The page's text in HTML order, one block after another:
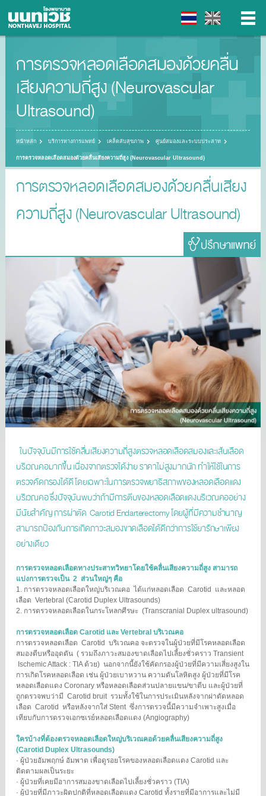
▼
การตรวจหลอดเลือดสมองด้วยคลื่น
เสียงความถี่สูง (Neurovascular
Ultrasound)
หน้าหลัก บริการทางการแพทย์ เคล็ดลับสุขภาพ ศูนย์สมองและระบบประสาท
การตรวจหลอดเลือดสมองด้วยคลื่นเสียงความถี่สูง (Neurovascular Ultrasound)
การตรวจหลอดเลือดสมองด้วยคลื่นเสียง
ความถี่สูง (Neurovascular Ultrasound)
ในปัจจุบันมีการใช้คลื่นเสียงความถี่สูงตรวจหลอดเลือดสมองและเส้นเลือด
บริเวณคอมากขึ้น เนื่องจากตรวจได้ง่าย ราคาไม่สูงมากนัก ทําให้ใช้ในการ
ตรวจคัดกรองได้ดี โดยเฉพาะในการตรวจพยาธิสภาพของหลอดเลือดแดง
บริเวณคอ ซึ่งปัจจุบันพบว่าถ้ามีการตีบของหลอดเลือดแดงบริเวณคออย่าง
มีนัยสําคัญ การผ่าตัด Carotid Endarterectomy โดยผู้ที่มีความชํานาญ
สามารถป้องกันการเกิดภาวะสมองขาดเลือดได้ดีกว่าการใช้ยารักษาเพียง
อย่างเดียว
การตรวจหลอดเลือดทางประสาทวิทยาโดยใช้คลื่นเสียงความถี่สูง สามารถ
แบ่งการตรวจเป็น 2 ส่วนใหญ่ๆ คือ
1. การตรวจหลอดเลือดใหญ่บริเวณคอ ได้แก่หลอดเลือด Carotid และหลอด
เลือด Vertebral (Carotid Duplex Ultrasounds)
2. การตรวจหลอดเลือดในกระโหลกศีรษะ (Transcranial Duplex ultrasound)
การตรวจหลอดเลือด Carotid และ Vertebral บริเวณคอ
การตรวจหลอดเลือด Carotid บริเวณคอ จะตรวจในผู้ป่วยที่มีโรคหลอดเลือด
สมองตีบหรืออุดตัน ( รวมถึงภาวะสมองขาดเลือดไปเลี้ยงชั่วคราว Transient
Ischemic Attack : TIA ด้วย) นอกจากนี้ยังใช้คัดกรองผู้ป่วยที่มีความเสี่ยงสูงใน
การเกิดโรคหลอดเลือด เช่น ผู้ป่วยเบาหวาน ความดันโลหิตสูง ผู้ป่วยที่มีโรค
หลอดเลือดแดง Coronary หรือหลอดเลือดส่วนปลายแขน/ขาตีบ และผู้ป่วยที่
ถูกตรวจพบว่ามี Carotid bruit รวมทั้งใช้ในการประเมินหลังจากผ่าตัดหลอด
เลือด Carotid หรือหลังจากใส่ Stent ซึ่งการตรวจนี้มีความจําเพาะสูงเมื่อ
เทียบกับการตรวจเอกซเรย์หลอดเลือดแดง (Angiography)
ใครบ้างที่ต้องตรวจหลอดเลือดใหญ่บริเวณคอด้วยคลื่นเสียงความถี่สูง
(Carotid Duplex Ultrasounds)
· ผู้ป่วยอัมพฤกษ์ อัมพาต เพื่อดูรอยโรคของหลอดเลือดแดง Carotid และ
ติดตามผลเป็นระยะ
· ผู้ป่วยที่เคยมีอาการสมองขาดเลือดไปเลี้ยงชั่วคราว (TIA)
· ผู้ป่วยที่มีภาวะผิดปกติที่หลอดเลือดแดง Carotid ทั้งรายที่มีอาการและไม่มี